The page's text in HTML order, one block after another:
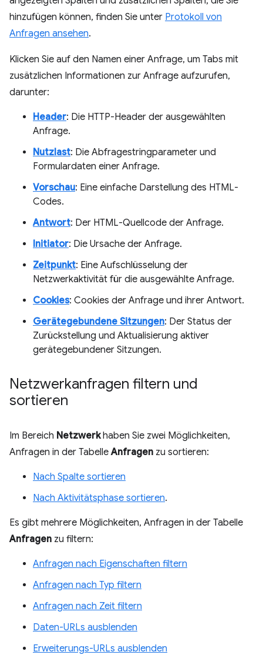
hinzufügen können, finden Sie unter Protokoll von
Anfragen ansehen.
Klicken Sie auf den Namen einer Anfrage, um Tabs mit
zusätzlichen Informationen zur Anfrage aufzurufen,
darunter:
Header: Die HTTP-Header der ausgewählten
Anfrage.
Nutzlast: Die Abfragestringparameter und
Formulardaten einer Anfrage.
Vorschau: Eine einfache Darstellung des HTML-
Codes.
Antwort: Der HTML-Quellcode der Anfrage.
Initiator: Die Ursache der Anfrage.
Zeitpunkt: Eine Aufschlüsselung der
Netzwerkaktivität für die ausgewählte Anfrage.
Cookies: Cookies der Anfrage und ihrer Antwort.
Gerätegebundene Sitzungen: Der Status der
Zurückstellung und Aktualisierung aktiver
gerätegebundener Sitzungen.
Netzwerkanfragen filtern und
sortieren
Im Bereich Netzwerkhaben Sie zwei Möglichkeiten,
Anfragen in der TabelleAnfragen zu sortieren:
Nach Spalte sortieren
Nach Aktivitätsphase sortieren.
Es gibt mehrere Möglichkeiten, Anfragen in der Tabelle
Anfragen zu filtern:
Anfragen nach Eigenschaften filtern
Anfragen nach Typ filtern
Anfragen nach Zeit filtern
Daten-URLs ausblenden
Erweiterungs-URLs ausblenden